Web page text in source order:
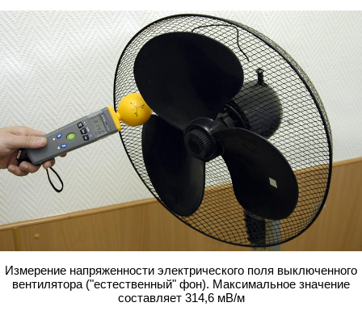
Измерение напряженности электрического поля выключенного
вентилятора ("естественный" фон). Максимальное значение
составляет 314,6 мВ/м